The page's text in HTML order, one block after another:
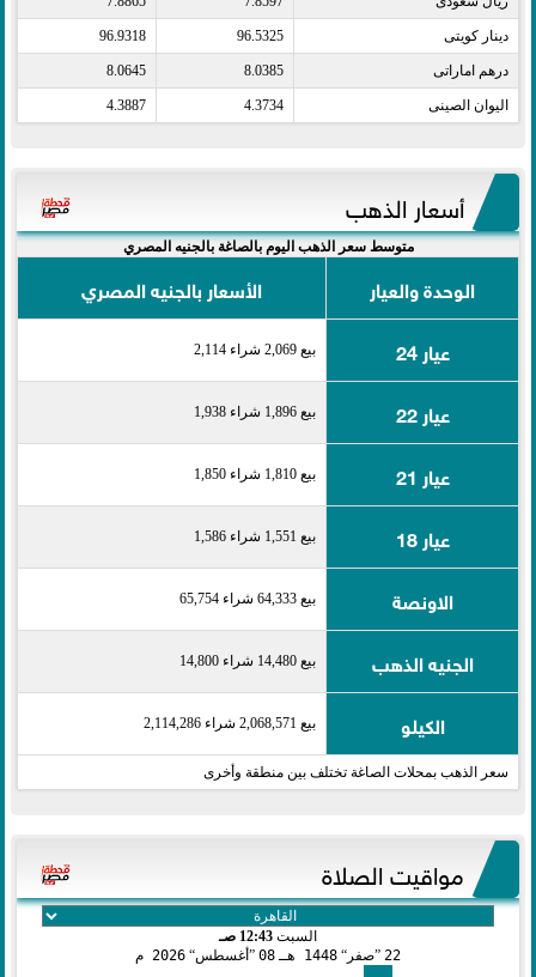
دينار كويتى​ 96.5325
96.9318
درهم اماراتى​ 8.0385
8.0645
اليوان الصينى​ 4.3734
4.3887
أسعار الذهب
متوسط سعر الذهب اليوم بالصاغة بالجنيه المصري
الوحدة والعيار
الأسعار بالجنيه المصري
عيار 24
بيع 2,069 شراء 2,114
عيار 22 بيع 1,896 شراء 1,938
عيار 21 بيع 1,810 شراء 1,850
عيار 18 بيع 1,551 شراء 1,586
الاونصة بيع 64,333 شراء 65,754
الجنيه الذهب بيع 14,480 شراء 14,800
الكيلو بيع 2,068,571 شراء 2,114,286
سعر الذهب بمحلات الصاغة تختلف بين منطقة وأخرى
مواقيت الصلاة
السبت 12:43 صـ
22 صفر 1448 هـ 08 أغسطس 2026 م